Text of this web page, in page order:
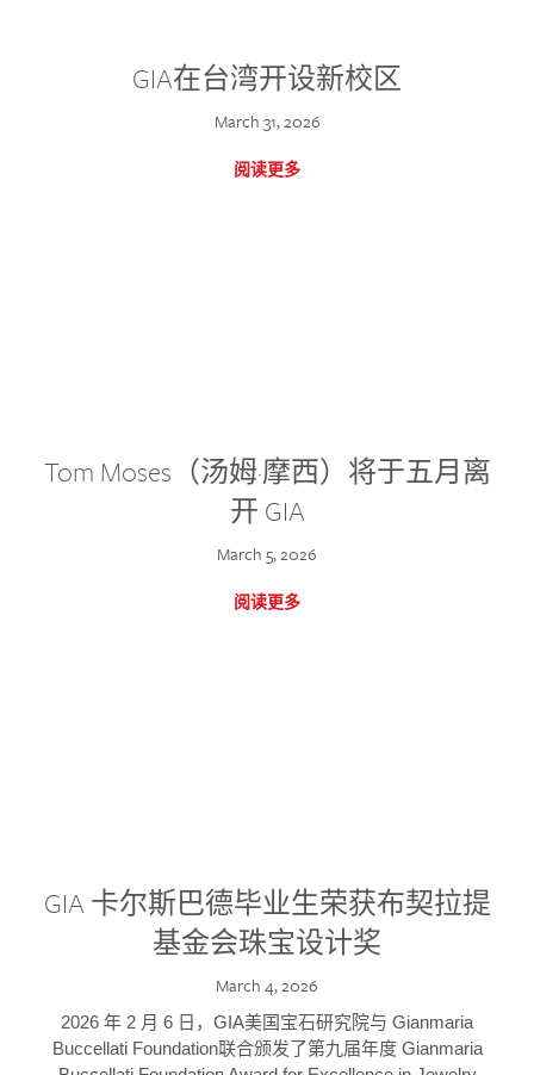
GIA在台湾开设新校区
March 31, 2026
阅读更多
Tom Moses（汤姆·摩西）将于五月离
开 GIA
March 5, 2026
阅读更多
GIA 卡尔斯巴德毕业生荣获布契拉提
基金会珠宝设计奖
March 4, 2026
2026 年 2 月 6 日，GIA美国宝石研究院与 Gianmaria
Buccellati Foundation联合颁发了第九届年度 Gianmaria